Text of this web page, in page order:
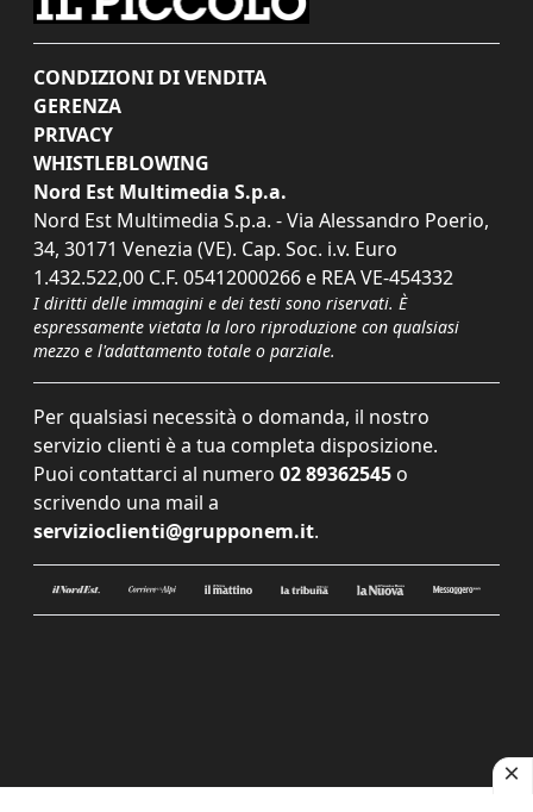
CONDIZIONI DI VENDITA
GERENZA
PRIVACY
WHISTLEBLOWING
Nord Est Multimedia S.p.a.
Nord Est Multimedia S.p.a. - Via Alessandro Poerio,
34, 30171 Venezia (VE). Cap. Soc. i.v. Euro
1.432.522,00 C.F. 05412000266 e REA VE-454332
I diritti delle immagini e dei testi sono riservati. È
espressamente vietata la loro riproduzione con qualsiasi
mezzo e l'adattamento totale o parziale.
Per qualsiasi necessità o domanda, il nostro
servizio clienti è a tua completa disposizione.
Puoi contattarci al numero 02 89362545 o
scrivendo una mail a
servizioclienti@grupponem.it.